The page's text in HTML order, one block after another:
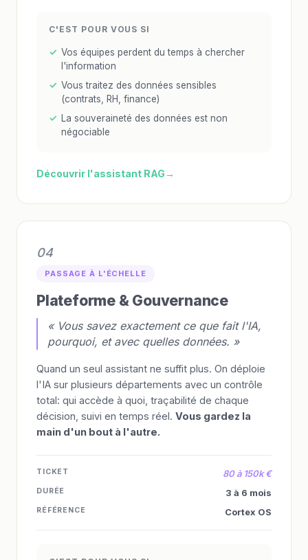
C'EST POUR VOUS SI
Vos équipes perdent du temps à chercher
l'information
Vous traitez des données sensibles
(contrats, RH, finance)
La souveraineté des données est non
négociable
Découvrir l'assistant RAG
04
PASSAGE À L'ÉCHELLE
Plateforme & Gouvernance
« Vous savez exactement ce que fait l'IA,
pourquoi, et avec quelles données. »
Quand un seul assistant ne suffit plus. On déploie
l'IA sur plusieurs départements avec un contrôle
total: qui accède à quoi, traçabilité de chaque
décision, suivi en temps réel. Vous gardez la
main d'un bout à l'autre.
TICKET 80 à 150k €
DURÉE 3 à 6 mois
RÉFÉRENCE Cortex OS